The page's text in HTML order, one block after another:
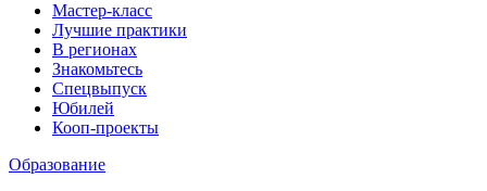
Мастер-класс
Лучшие практики
В регионах
Знакомьтесь
Спецвыпуск
Юбилей
Кооп-проекты
Образование